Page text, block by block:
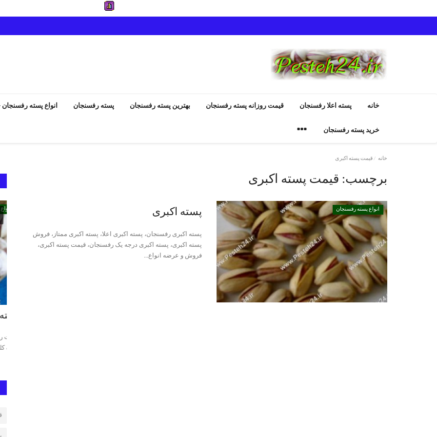
خانه پسته اعلا رفسنجان قیمت روزانه پسته رفسنجان بهترین پسته رفسنجان پسته رفسنجان انواع پسته رفسنجان
خرید پسته رفسنجان
خانه قیمت پسته اکبری
برچسب: قیمت پسته اکبری
انواع پسته رفسنجان پسته اکبری
پسته اکبری رفسنجان، پسته اکبری اعلا، پسته اکبری ممتاز، فروش
پسته اکبری، پسته اکبری درجه یک رفسنجان، قیمت پسته اکبری،
فروش و عرضه انواع...
24 ،قیمت پسته فندقی،...
انواع پسته رفسنجان انواع پسته رفسنجان